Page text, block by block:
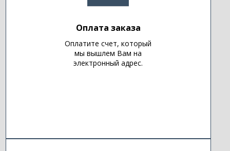
Оплата заказа
Оплатите счет, который
мы вышлем Вам на
электронный адрес.